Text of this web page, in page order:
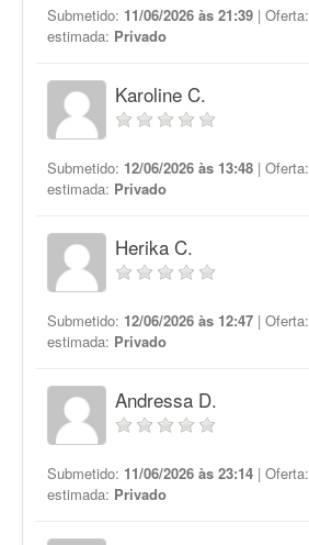
Submetido: 11/06/2026 às 21:39 | Oferta:
estimada: Privado
Karoline C.
Submetido: 12/06/2026 às 13:48 | Oferta:
estimada: Privado
Herika C.
Submetido: 12/06/2026 às 12:47 | Oferta:
estimada: Privado
Andressa D.
Submetido: 11/06/2026 às 23:14 | Oferta:
estimada: Privado